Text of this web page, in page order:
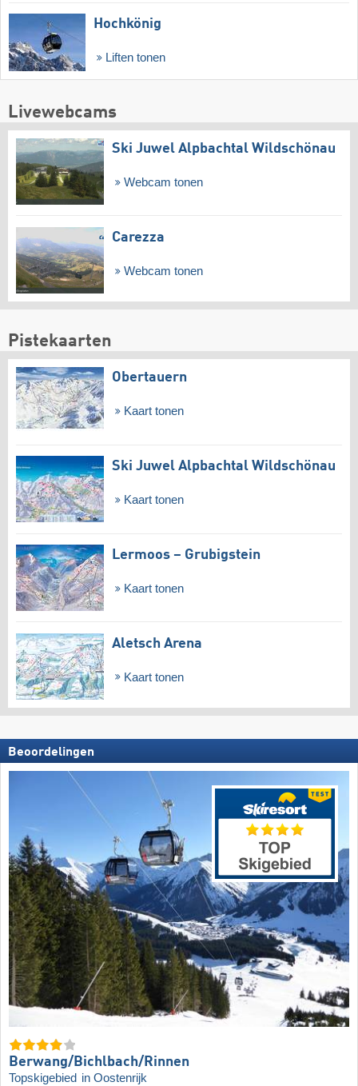
Hochkönig
Liften tonen
Livewebcams
Ski Juwel Alpbachtal Wildschönau
Webcam tonen
Carezza
Webcam tonen
Pistekaarten
Obertauern
Kaart tonen
Ski Juwel Alpbachtal Wildschönau
Kaart tonen
Lermoos – Grubigstein
Kaart tonen
Aletsch Arena
Kaart tonen
Beoordelingen
Berwang/​Bichlbach/​Rinnen
Topskigebied in Oostenrijk